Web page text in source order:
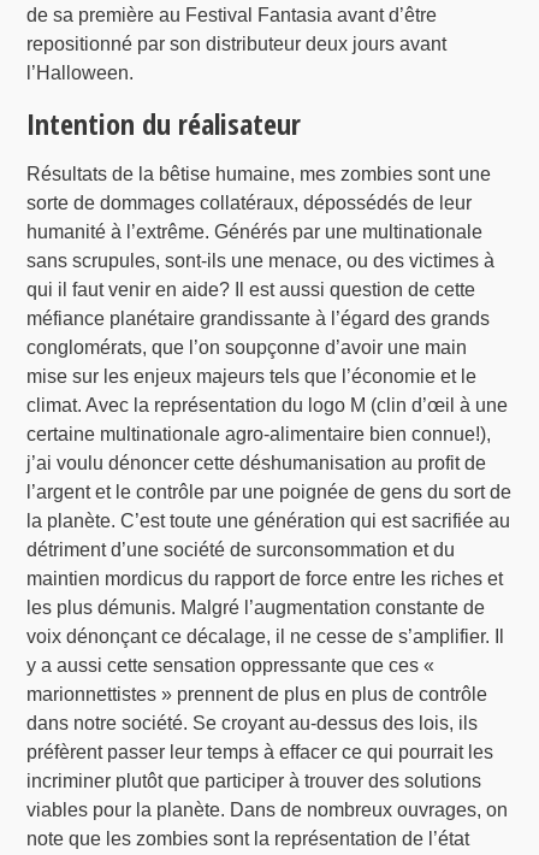
de sa première au Festival Fantasia avant d’être
repositionné par son distributeur deux jours avant
l’Halloween.
Intention du réalisateur
Résultats de la bêtise humaine, mes zombies sont une
sorte de dommages collatéraux, dépossédés de leur
humanité à l’extrême. Générés par une multinationale
sans scrupules, sont-ils une menace, ou des victimes à
qui il faut venir en aide? Il est aussi question de cette
méfiance planétaire grandissante à l’égard des grands
conglomérats, que l’on soupçonne d’avoir une main
mise sur les enjeux majeurs tels que l’économie et le
climat. Avec la représentation du logo M (clin d’œil à une
certaine multinationale agro-alimentaire bien connue!),
j’ai voulu dénoncer cette déshumanisation au profit de
l’argent et le contrôle par une poignée de gens du sort de
la planète. C’est toute une génération qui est sacrifiée au
détriment d’une société de surconsommation et du
maintien mordicus du rapport de force entre les riches et
les plus démunis. Malgré l’augmentation constante de
voix dénonçant ce décalage, il ne cesse de s’amplifier. Il
y a aussi cette sensation oppressante que ces «
marionnettistes » prennent de plus en plus de contrôle
dans notre société. Se croyant au-dessus des lois, ils
préfèrent passer leur temps à effacer ce qui pourrait les
incriminer plutôt que participer à trouver des solutions
viables pour la planète. Dans de nombreux ouvrages, on
note que les zombies sont la représentation de l’état